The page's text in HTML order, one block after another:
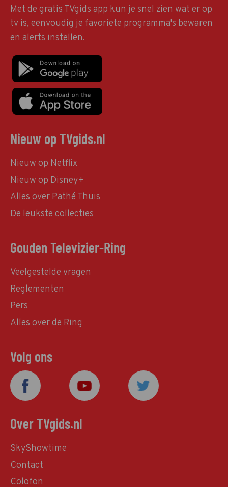
Met de gratis TVgids app kun je snel zien wat er op
tv is, eenvoudig je favoriete programma's bewaren
en alerts instellen.
Nieuw op TVgids.nl
Nieuw op Netflix
Nieuw op Disney+
Alles over Pathé Thuis
De leukste collecties
Gouden Televizier-Ring
Veelgestelde vragen
Reglementen
Pers
Alles over de Ring
Volg ons
Over TVgids.nl
SkyShowtime
Contact
Colofon